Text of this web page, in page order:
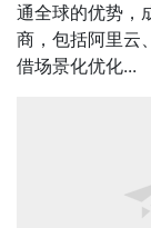
通全球的优势，
商，包括阿里云
借场景化优化...